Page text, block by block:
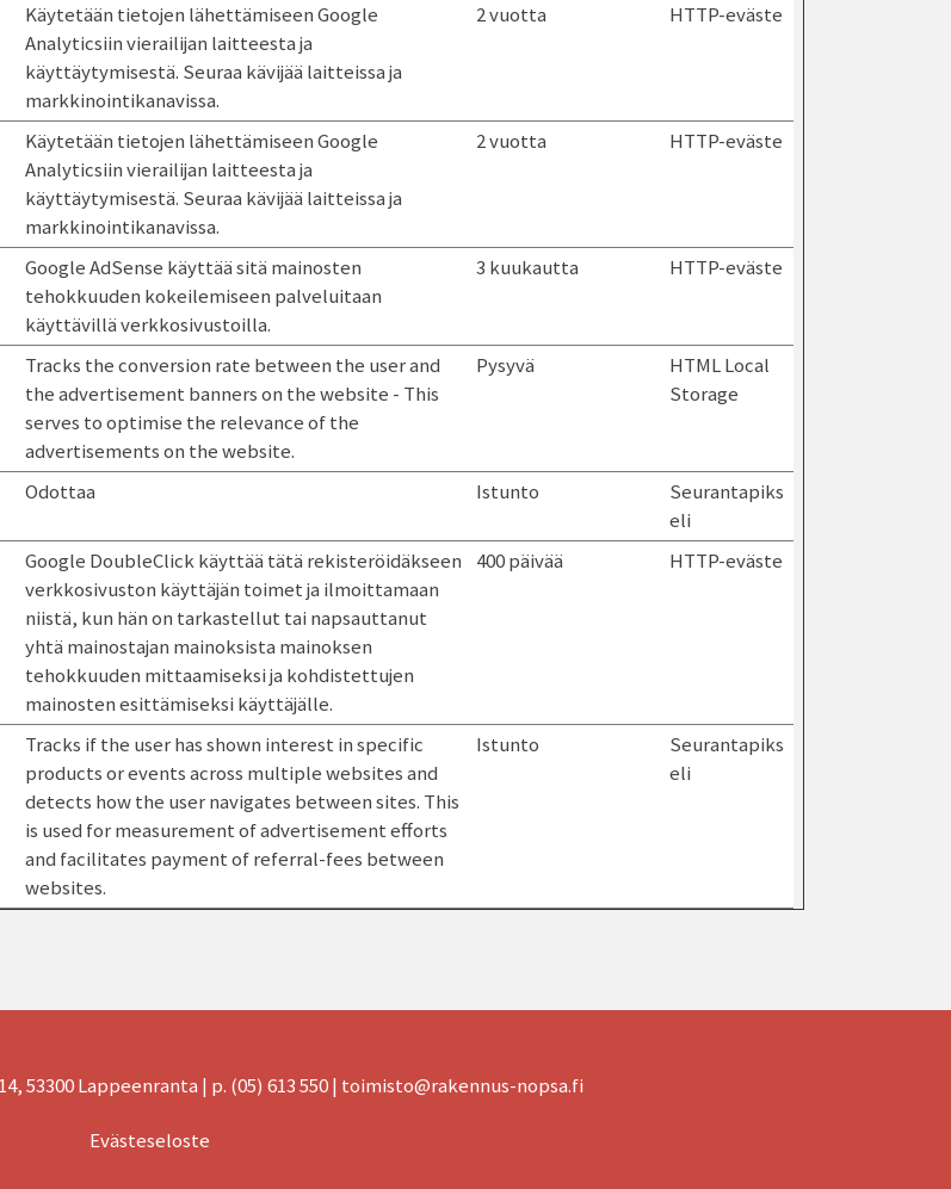
Käytetään tietojen lähettämiseen Google
Analyticsiin vierailijan laitteesta ja
käyttäytymisestä. Seuraa kävijää laitteissa ja
markkinointikanavissa.
2 vuotta HTTP-eväste
Käytetään tietojen lähettämiseen Google
Analyticsiin vierailijan laitteesta ja
käyttäytymisestä. Seuraa kävijää laitteissa ja
markkinointikanavissa.
2 vuotta HTTP-eväste
Google AdSense käyttää sitä mainosten
tehokkuuden kokeilemiseen palveluitaan
käyttävillä verkkosivustoilla.
3 kuukautta HTTP-eväste
Tracks the conversion rate between the user and
the advertisement banners on the website - This
serves to optimise the relevance of the
advertisements on the website.
Pysyvä
HTML Local
Storage
Odottaa Istunto
Seurantapiks
eli
Google DoubleClick käyttää tätä rekisteröidäkseen
verkkosivuston käyttäjän toimet ja ilmoittamaan
niistä, kun hän on tarkastellut tai napsauttanut
yhtä mainostajan mainoksista mainoksen
tehokkuuden mittaamiseksi ja kohdistettujen
mainosten esittämiseksi käyttäjälle.
400 päivää HTTP-eväste
Tracks if the user has shown interest in specific
products or events across multiple websites and
detects how the user navigates between sites. This
is used for measurement of advertisement efforts
and facilitates payment of referral-fees between
websites.
Istunto
Seurantapiks
eli
53300 Lappeenranta | p. (05) 613 550| toimisto@rakennus-nopsa.fi
Evästeseloste